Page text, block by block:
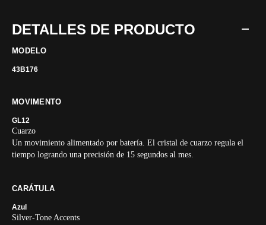
DETALLES DE PRODUCTO
MODELO
43B176
MOVIMENTO
GL12
Cuarzo
Un movimiento alimentado por batería. El cristal de cuarzo regula el
tiempo logrando una precisión de 15 segundos al mes.
CARÁTULA
Azul
Silver-Tone Accents